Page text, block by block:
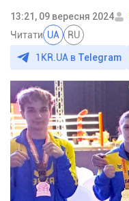
13:21, 09 вересня 2024
Читати UA RU
1KR.UA в Telegram